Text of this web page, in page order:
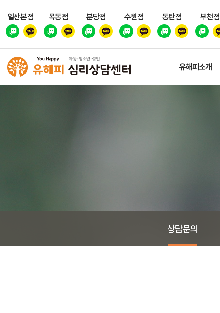
일산본점 목동점 분당점 수원점 동탄점 부천점
유해피소개
상담문의